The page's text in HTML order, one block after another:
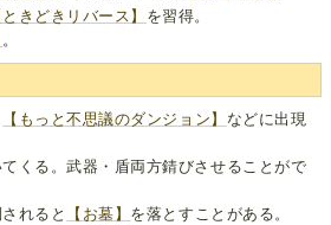
ときどきリバース】 を習得。
。
【もっと不思議のダンジョン】 などに出現
くる。武器・盾両方錆びさせることがで
れると
【お墓】 を落とすことがある。